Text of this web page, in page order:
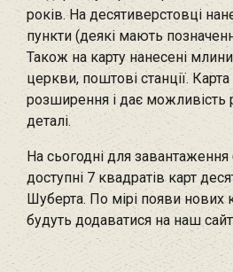
років. На десятиверстовці
пункти (деякі мають
Також на карту нанесені
церкви, поштові станції.
розширення і дає можливість
деталі.
На сьогодні для
доступні 7 квадратів карт
Шуберта. По мірі появи нових
будуть додаватися на наш